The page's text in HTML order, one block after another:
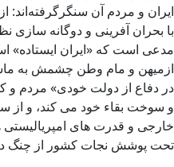
ایران و مردم ‌آن
با بحران آفرینی و دوگانه
مدعی است که «ایران ایستاده»
ازمیهن و مام وطن چشمش به
در دفاع از دولت خودی» مردم
و سوخت بقاء خود می کند، و از
خارجی و قدرت های
تحت پوشش نجات کشور از چنگ